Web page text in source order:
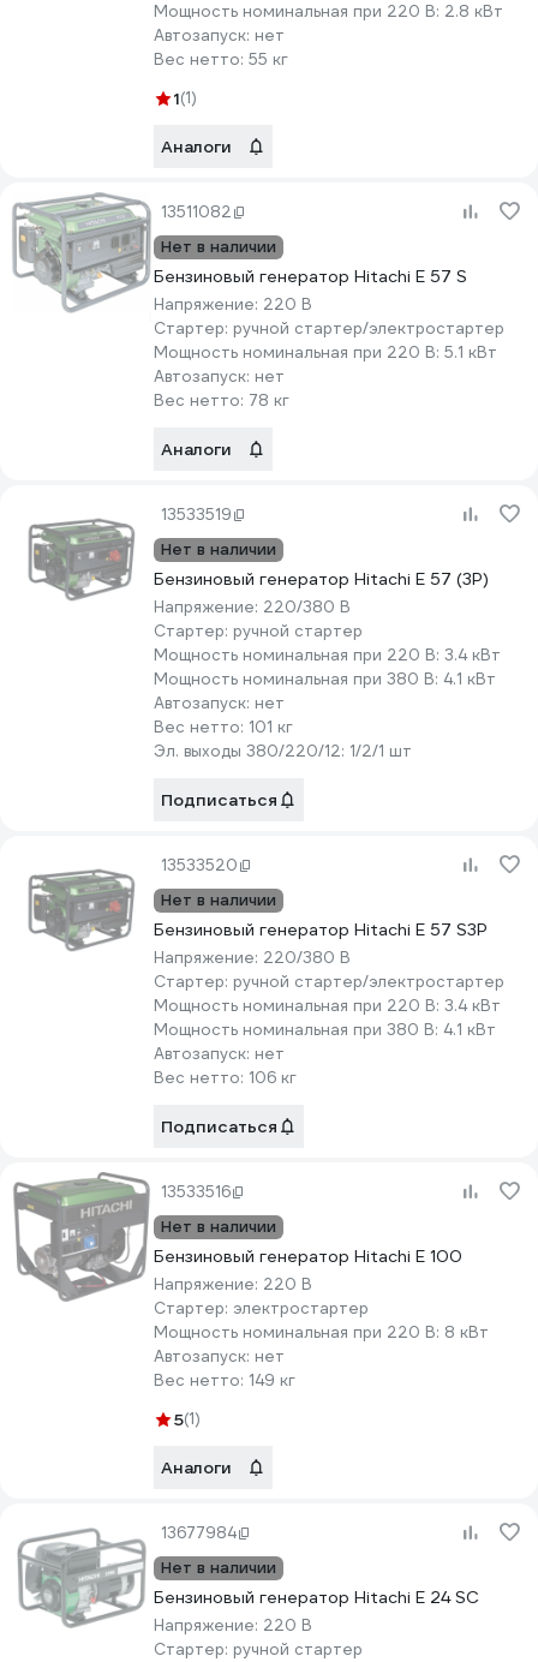
Мощность номинальная при 220 В: 2.8 кВт
Автозапуск: нет
Вес нетто: 55 кг
1(1)
Аналоги
13511082
Нет в наличии
Бензиновый генератор Hitachi E 57 S
Напряжение: 220 В
Стартер: ручной стартер/электростартер
Мощность номинальная при 220 В: 5.1 кВт
Автозапуск: нет
Вес нетто: 78 кг
Аналоги
13533519
Нет в наличии
Бензиновый генератор Hitachi E 57 (3P)
Напряжение: 220/380 В
Стартер: ручной стартер
Мощность номинальная при 220 В: 3.4 кВт
Мощность номинальная при 380 В: 4.1 кВт
Автозапуск: нет
Вес нетто: 101 кг
Эл. выходы 380/220/12: 1/2/1 шт
Подписаться
13533520
Нет в наличии
Бензиновый генератор Hitachi E 57 S3Р
Напряжение: 220/380 В
Стартер: ручной стартер/электростартер
Мощность номинальная при 220 В: 3.4 кВт
Мощность номинальная при 380 В: 4.1 кВт
Автозапуск: нет
Вес нетто: 106 кг
Подписаться
13533516
Нет в наличии
Бензиновый генератор Hitachi E 100
Напряжение: 220 В
Стартер: электростартер
Мощность номинальная при 220 В: 8 кВт
Автозапуск: нет
Вес нетто: 149 кг
5(1)
Аналоги
13677984
Нет в наличии
Бензиновый генератор Hitachi E 24 SC
Напряжение: 220 В
Стартер: ручной стартер